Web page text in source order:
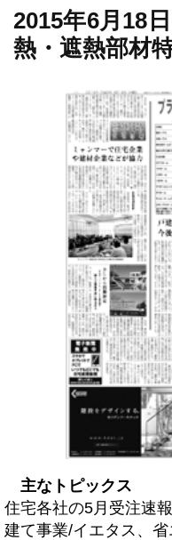
2015年6月18
熱・遮熱部材
主なトピックス
住宅各社の5月受注速
建て事業/イエタス、